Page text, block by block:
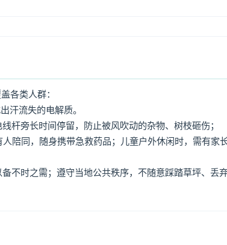
各类人群：
汗流失的电解质。
杆旁长时间停留，防止被风吹动的杂物、树枝砸伤；
陪同，随身携带急救药品；儿童户外休闲时，需有家
不时之需；遵守当地公共秩序，不随意踩踏草坪、丢